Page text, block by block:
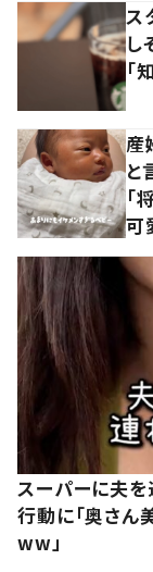
ス
し
「
産
と
「
可
スーパーに夫を
行動に「奥さん
ww」